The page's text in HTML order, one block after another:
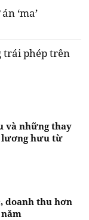
‘ma’
trái phép trên
và những thay
lương hưu từ
doanh thu hơn